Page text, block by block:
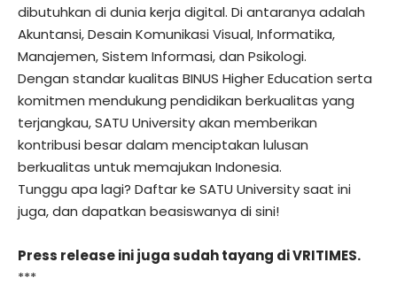
dibutuhkan di dunia kerja digital. Di antaranya adalah
Akuntansi, Desain Komunikasi Visual, Informatika,
Manajemen, Sistem Informasi, dan Psikologi.
Dengan standar kualitas BINUS Higher Education serta
komitmen mendukung pendidikan berkualitas yang
terjangkau, SATU University akan memberikan
kontribusi besar dalam menciptakan lulusan
berkualitas untuk memajukan Indonesia.
Tunggu apa lagi? Daftar ke SATU University saat ini
juga, dan dapatkan beasiswanya di sini!
Press release ini juga sudah tayang diVRITIMES.
***